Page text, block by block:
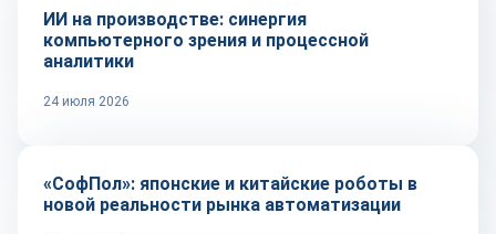
ИИ на производстве: синергия
компьютерного зрения и процессной
аналитики
24 июля 2026
Автоматизация
«СофПол»: японские и китайские роботы в
новой реальности рынка автоматизации